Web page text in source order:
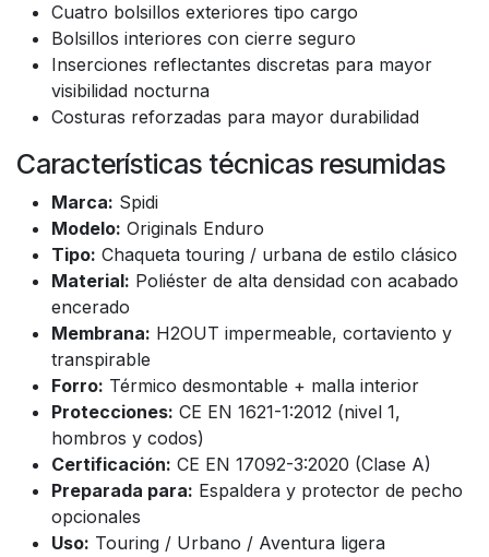
Cuatro bolsillos exteriores tipo cargo
Bolsillos interiores con cierre seguro
Inserciones reflectantes discretas para mayor
visibilidad nocturna
Costuras reforzadas para mayor durabilidad
Características técnicas resumidas
Marca: Spidi
Modelo: Originals Enduro
Tipo: Chaqueta touring / urbana de estilo clásico
Material: Poliéster de alta densidad con acabado
encerado
Membrana: H2OUT impermeable, cortaviento y
transpirable
Forro: Térmico desmontable + malla interior
Protecciones: CE EN 1621-1:2012 (nivel 1,
hombros y codos)
Certificación: CE EN 17092-3:2020 (Clase A)
Preparada para: Espaldera y protector de pecho
opcionales
Uso: Touring / Urbano / Aventura ligera